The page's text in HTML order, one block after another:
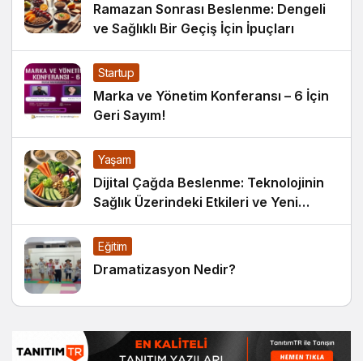
Ramazan Sonrası Beslenme: Dengeli
ve Sağlıklı Bir Geçiş İçin İpuçları
Startup
Marka ve Yönetim Konferansı – 6 İçin
Geri Sayım!
Yaşam
Dijital Çağda Beslenme: Teknolojinin
Sağlık Üzerindeki Etkileri ve Yeni
Alışkanlıklar
Eğitim
Dramatizasyon Nedir?